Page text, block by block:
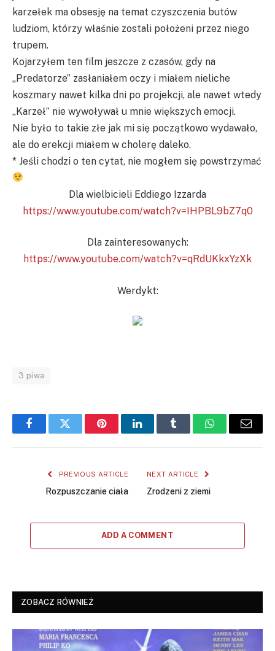
karzełek ma obsesję na temat czyszczenia butów
ludziom, którzy właśnie zostali położeni przez niego
trupem.
Kojarzyłem ten film jeszcze z czasów, gdy na
„Predatorze” zasłaniałem oczy i miałem nieliche
koszmary nawet kilka dni po projekcji, ale nawet wtedy
„Karzeł” nie wywoływał u mnie większych emocji.
Nie było to takie złe jak mi się początkowo wydawało,
ale do erekcji miałem w cholerę daleko.
* Jeśli chodzi o ten cytat, nie mogłem się powstrzymać
Dla wielbicieli Eddiego Izzarda
https://www.youtube.com/watch?v=IHPBL9bZ7q0
Dla zainteresowanych:
https://www.youtube.com/watch?v=qRdUKkxYzXk
Werdykt:
3 piwa
FacebookTwitter PinterestLinkedInTumblr WhatsAppEmail
PREVIOUS ARTICLE
Rozpuszczanie ciała
NEXT ARTICLE
Zrodzeni z ziemi
ADD A COMMENT
ZOBACZ RÓWNIEŻ